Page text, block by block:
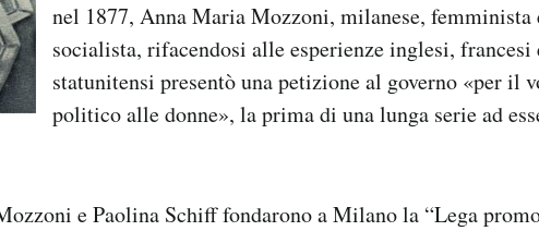
nel 1877, Anna Maria Mozzoni, milanese, femminista
socialista, rifacendosi alle esperienze inglesi, francesi
statunitensi presentò una petizione al governo «per il
politico alle donne», la prima di una lunga serie ad
e Paolina Schiff fondarono a Milano la “Lega